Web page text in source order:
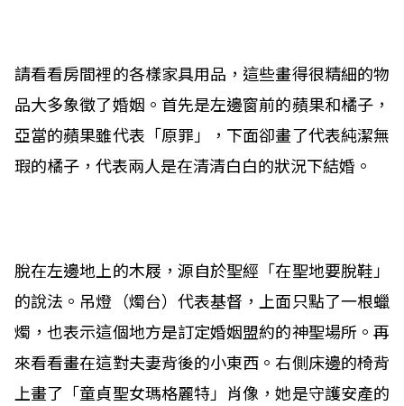
請看看房間裡的各樣家具用品，這些畫得很精細的物
品大多象徵了婚姻。首先是左邊窗前的蘋果和橘子，
亞當的蘋果雖代表「原罪」，下面卻畫了代表純潔無
瑕的橘子，代表兩人是在清清白白的狀況下結婚。
脫在左邊地上的木屐，源自於聖經「在聖地要脫鞋」
的說法。吊燈（燭台）代表基督，上面只點了一根蠟
燭，也表示這個地方是訂定婚姻盟約的神聖場所。再
來看看畫在這對夫妻背後的小東西。右側床邊的椅背
上畫了「童貞聖女瑪格麗特」肖像，她是守護安產的